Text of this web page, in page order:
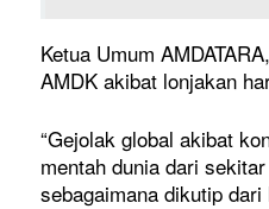
Ketua Umum
AMDK akibat lonjakan
“Gejolak global akibat
mentah dunia dari
sebagaimana dikutip